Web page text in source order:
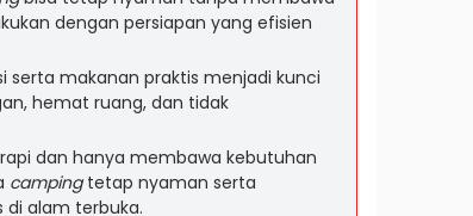
dengan persiapan yang efisien
makanan praktis menjadi kunci
hemat ruang, dan tidak
dan hanya membawa kebutuhan
campingtetap nyaman serta
alam terbuka.